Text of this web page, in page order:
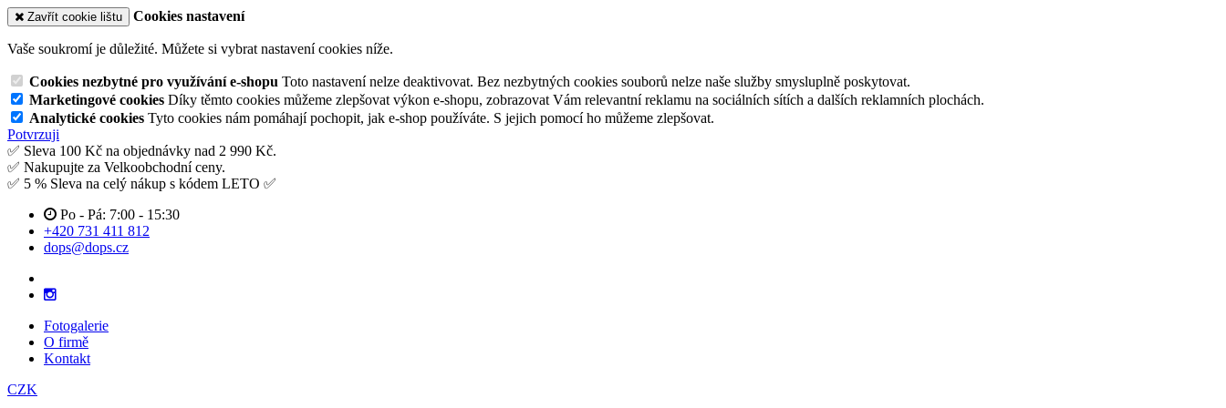
Zavřít cookie lištu Cookies nastavení
Vaše soukromí je důležité. Můžete si vybrat nastavení cookies níže.
Cookies nezbytné pro využívání e-shopu Toto nastavení nelze deaktivovat. Bez nezbytných cookies souborů nelze naše služby smysluplně poskytovat.
Marketingové cookies Díky těmto cookies můžeme zlepšovat výkon e-shopu, zobrazovat Vám relevantní reklamu na sociálních sítích a dalších reklamních plochách.
Analytické cookies Tyto cookies nám pomáhají pochopit, jak e-shop používáte. S jejich pomocí ho můžeme zlepšovat.
Potvrzuji
✅ Sleva 100 Kč na objednávky nad 2 990 Kč.
✅ Nakupujte za Velkoobchodní ceny.
✅ 5 % Sleva na celý nákup s kódem LETO ✅
Po - Pá: 7:00 - 15:30
+420 731 411 812
dops@dops.cz
Fotogalerie
O firmě
Kontakt
CZK